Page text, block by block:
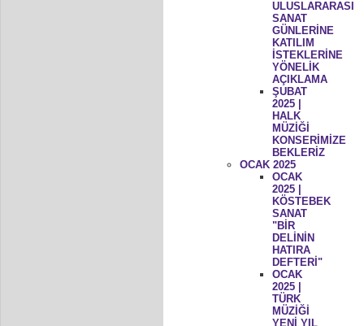
ULUSLARARASI
SANAT
GÜNLERİNE
KATILIM
İSTEKLERİNE
YÖNELİK
AÇIKLAMA
ŞUBAT
2025 |
HALK
MÜZİĞİ
KONSERİMİZE
BEKLERİZ
OCAK 2025
OCAK
2025 |
KÖSTEBEK
SANAT
"BİR
DELİNİN
HATIRA
DEFTERİ"
OCAK
2025 |
TÜRK
MÜZİĞİ
YENİ YIL